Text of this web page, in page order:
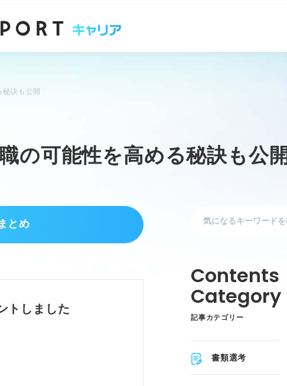
訣も公開
の可能性を高める秘訣も公開
とめ
など多様な選択肢があ
トしました
記事カテゴリー
書類選考